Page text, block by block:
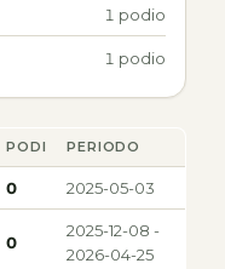
1 podio
1 podio
PODI PERIODO
0 2025-05-03
0
2025-12-08 -
2026-04-25